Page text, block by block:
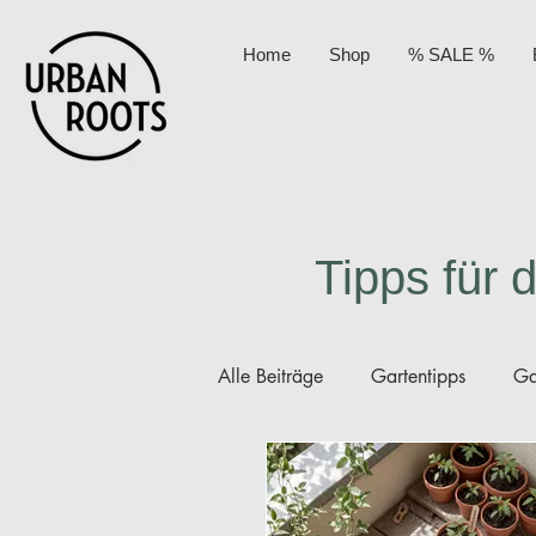
Home Shop % SALE %
Tipps für
Alle Beiträge Gartentipps
Permakultur Kompost